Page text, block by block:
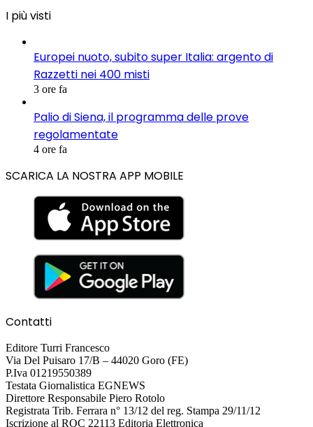
I più visti
Europei nuoto, subito super Italia: argento di
Razzetti nei 400 misti
3 ore fa
Palio di Siena, il programma delle prove
regolamentate
4 ore fa
SCARICA LA NOSTRA APP MOBILE
Contatti
Editore Turri Francesco
Via Del Puisaro 17/B – 44020 Goro (FE)
P.Iva 01219550389
Testata Giornalistica EGNEWS
Direttore Responsabile Piero Rotolo
Registrata Trib. Ferrara n° 13/12 del reg. Stampa 29/11/12
Iscrizione al ROC 22113 Editoria Elettronica